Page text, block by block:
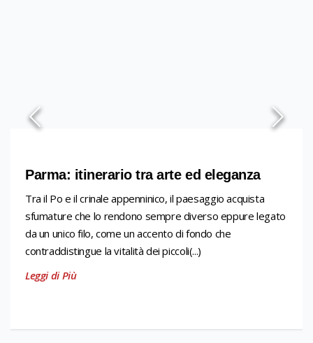
Parma: itinerario tra arte ed eleganza
Tra il Po e il crinale appenninico, il paesaggio acquista
sfumature che lo rendono sempre diverso eppure legato
da un unico filo, come un accento di fondo che
contraddistingue la vitalità dei piccoli(...)
Leggi di Più